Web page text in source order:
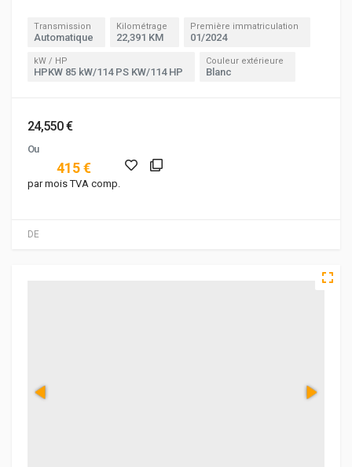
DE
Transmission
Automatique
Kilométrage
22,391 KM
Première immatriculation
01/2024
kW / HP
HPKW 85 kW/114 PS KW/114 HP
Couleur extérieure
Blanc
24,550 €
Ou
415 €
par mois TVA comp.